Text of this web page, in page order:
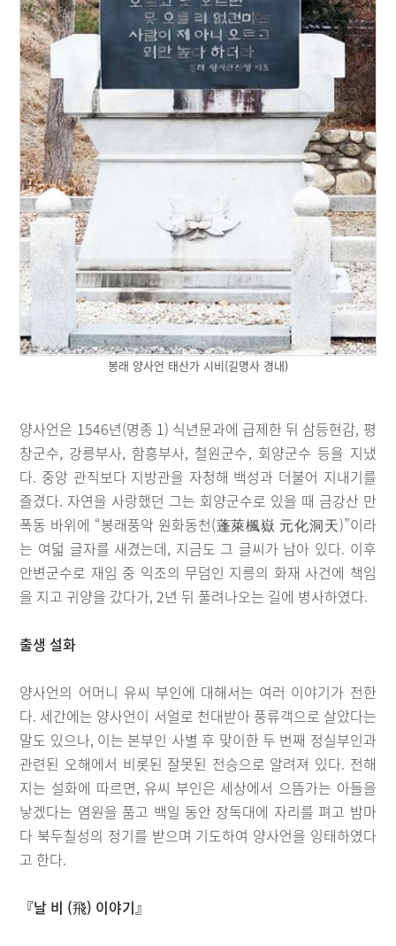
봉래 양사언 태산가 시비(길명사 경내)
양사언은 1546년(명종 1) 식년문과에 급제한 뒤 삼등현감, 평
창군수, 강릉부사, 함흥부사, 철원군수, 회양군수 등을 지냈
다. 중앙 관직보다 지방관을 자청해 백성과 더불어 지내기를
즐겼다. 자연을 사랑했던 그는 회양군수로 있을 때 금강산 만
폭동 바위에 “봉래풍악 원화동천(蓬萊楓嶽 元化洞天)”이라
는 여덟 글자를 새겼는데, 지금도 그 글씨가 남아 있다. 이후
안변군수로 재임 중 익조의 무덤인 지릉의 화재 사건에 책임
을 지고 귀양을 갔다가, 2년 뒤 풀려나오는 길에 병사하였다.
출생 설화
양사언의 어머니 유씨 부인에 대해서는 여러 이야기가 전한
다. 세간에는 양사언이 서얼로 천대받아 풍류객으로 살았다는
말도 있으나, 이는 본부인 사별 후 맞이한 두 번째 정실부인과
관련된 오해에서 비롯된 잘못된 전승으로 알려져 있다. 전해
지는 설화에 따르면, 유씨 부인은 세상에서 으뜸가는 아들을
낳겠다는 염원을 품고 백일 동안 장독대에 자리를 펴고 밤마
다 북두칠성의 정기를 받으며 기도하여 양사언을 잉태하였다
고 한다.
『날 비 (飛) 이야기』